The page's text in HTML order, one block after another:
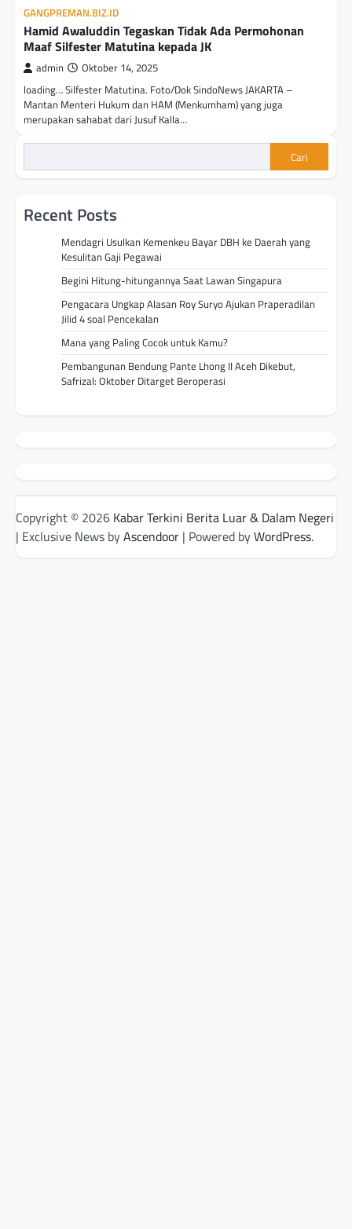
GANGPREMAN.BIZ.ID
Hamid Awaluddin Tegaskan Tidak Ada Permohonan
Maaf Silfester Matutina kepada JK
admin Oktober 14, 2025
loading… Silfester Matutina. Foto/Dok SindoNews JAKARTA –
Mantan Menteri Hukum dan HAM (Menkumham) yang juga
merupakan sahabat dari Jusuf Kalla…
Cari
Recent Posts
Mendagri Usulkan Kemenkeu Bayar DBH ke Daerah yang
Kesulitan Gaji Pegawai
Begini Hitung-hitungannya Saat Lawan Singapura
Pengacara Ungkap Alasan Roy Suryo Ajukan Praperadilan
Jilid 4 soal Pencekalan
Mana yang Paling Cocok untuk Kamu?
Pembangunan Bendung Pante Lhong II Aceh Dikebut,
Safrizal: Oktober Ditarget Beroperasi
Copyright © 2026 Kabar Terkini Berita Luar & Dalam Negeri
| Exclusive News byAscendoor | Powered byWordPress.